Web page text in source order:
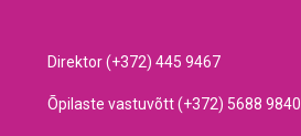
Direktor (+372) 445 9467
Õpilaste vastuvõtt (+372) 5688 9840